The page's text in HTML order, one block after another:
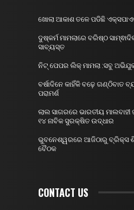
ଖୋଲା ଆକାଶ ତଳେ ପଡିଛି
ଦୁଷ୍କର୍ମ ମାମଲାରେ ବରିଷ୍ଠ
ସାବ୍ୟସ୍ତ
ନିଟ୍ ପେପର ଲିକ୍ ମାମଲା :ସବୁ
ବର୍ଷାଦିନେ କାହିଁକି ବଢ଼େ ଗଣ୍ଠିବାତ
ପରାମର୍ଶ
ଲାଲ ସାଗରରେ ଭାରତୀୟ
୧୪ ନାବିକ ସୁରକ୍ଷିତ ଉଦ୍ଧାର
ଭୁବନେଶ୍ୱରରେ ଆଜିଠାରୁ ବ୍ରିକ୍ସ
ବୈଠକ
CONTACT US